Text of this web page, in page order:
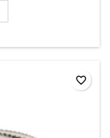
favorite_border